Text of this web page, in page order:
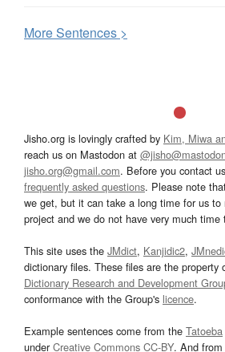
MoreSentences >
Jisho.org is lovingly crafted by Kim, Miwa
reach us on Mastodon at
jisho.org@gmail.com. Before you contact
frequently asked questions. Please note
we get, but it can take a long time for us to
project and we do not have very much
This site uses the JMdict, Kanjidic2,
dictionary files. These files are the property
Dictionary Research and Development
conformance with the Group's licence.
Example sentences come from the Tatoeba
underCreative Commons CC-BY. And